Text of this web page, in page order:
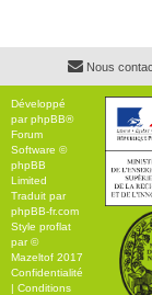
Nous
Développé
parphpBB®
Forum
Software ©
phpBB
Limited
Traduit par
phpBB-fr.com
Style proflat
par ©
Mazeltof 2017
Confidentialité
| Conditions